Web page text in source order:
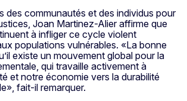
des communautés et des individus pour
Joan Martinez-Alier affirme que
à infliger ce cycle violent
populations vulnérables. «La bonne
existe un mouvement global pour la
qui travaille activement à
et notre économie vers la durabilité
fait-il remarquer.